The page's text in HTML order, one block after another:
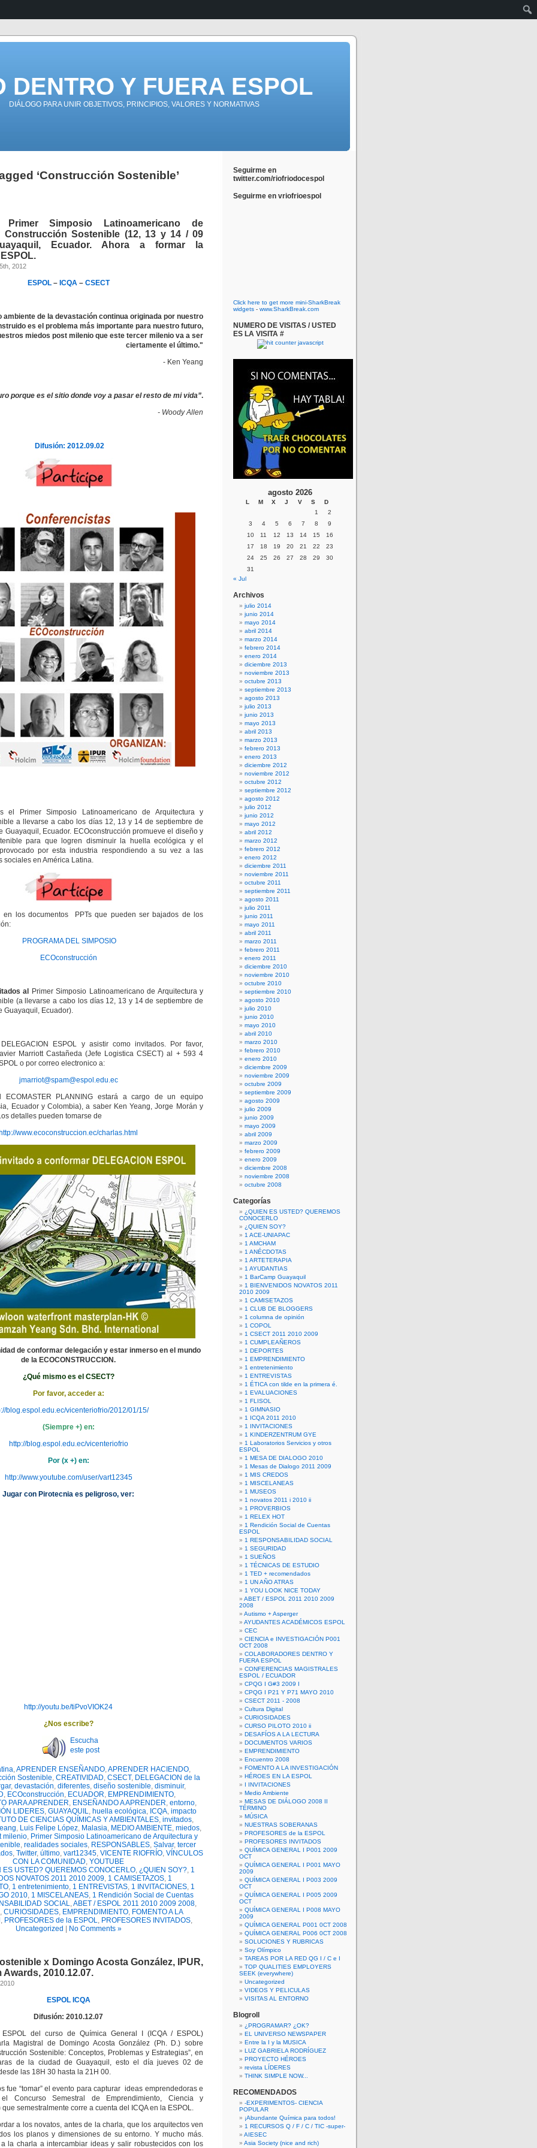
DENTRO Y FUERA ESPOL
DIÁLOGO PARA UNIR OBJETIVOS, PRINCIPIOS, VALORES Y NORMATIVAS
‘Construcción Sostenible’
Primer Simposio Latinoamericano de
Construcción Sostenible (12, 13 y 14 / 09
Ecuador. Ahora a formar la
2012
ESPOL – ICQA– CSECT
ambiente de la devastación continua originada por nuestro
es el problema más importante para nuestro futuro,
miedos post milenio que este tercer milenio va a ser
ciertamente el último."
- Ken Yeang
porque es el sitio donde voy a pasar el resto de mi vida”.
- Woody Allen
Difusión: 2012.09.02
el Primer Simposio Latinoamericano de Arquitectura y
a llevarse a cabo los días 12, 13 y 14 de septiembre de
Guayaquil, Ecuador. ECOconstrucción promueve el diseño y
para que logren disminuir la huella ecológica y el
por esta industria respondiendo a su vez a las
sociales en América Latina.
en los documentos PPTs que pueden ser bajados de los
PROGRAMA DEL SIMPOSIO
ECOconstrucción
al
Primer Simposio Latinoamericano de Arquitectura y
(a llevarse a cabo los días 12, 13 y 14 de septiembre de
Guayaquil, Ecuador).
ESPOL y asistir como invitados. Por favor,
Marriott Castañeda (Jefe Logistica CSECT) al + 593 4
o por correo electronico a:
jmarriot@spam@espol.edu.ec
ECOMASTER PLANNING estará a cargo de un equipo
Ecuador y Colombia), a saber Ken Yeang, Jorge Morán y
detalles pueden tomarse de
http://www.ecoconstruccion.ec/charlas.html
de conformar delegación y estar inmerso en el mundo
de la ECOCONSTRUCCION.
¿Qué mismo es el CSECT?
Por favor, acceder a:
blog.espol.edu.ec/vicenteriofrio/2012/01/15/
(Siempre +) en:
http://blog.espol.edu.ec/vicenteriofrio
Por (x +) en:
http://www.youtube.com/user/vart12345
Jugar con Pirotecnia es peligroso, ver:
http://youtu.be/tiPvoVIOK24
¿Nos escribe?
Escucha
este post
,APRENDER ENSEÑANDO,APRENDER HACIENDO,
Sostenible, CREATIVIDAD, CSECT, DELEGACION de la
, devastación, diferentes, diseño sostenible, disminuir,
, ECOconstrucción, ECUADOR, EMPRENDIMIENTO,
PARA APRENDER, ENSEÑANDO A APRENDER, entorno,
LIDERES, GUAYAQUIL, huella ecológica, ICQA, impacto
DE CIENCIAS QUÍMICAS Y AMBIENTALES, invitados,
, Luis Felipe López, Malasia, MEDIO AMBIENTE, miedos,
milenio, Primer Simposio Latinoamericano de Arquitectura y
, realidades sociales, RESPONSABLES, Salvar, tercer
, Twitter, último, vart12345, VICENTE RIOFRÍO, VÍNCULOS
CON LA COMUNIDAD, YOUTUBE
ES USTED? QUEREMOS CONOCERLO, ¿QUIEN SOY?, 1
NOVATOS 2011 2010 2009, 1 CAMISETAZOS, 1
, 1 entretenimiento, 1 ENTREVISTAS, 1 INVITACIONES, 1
2010, 1 MISCELANEAS, 1 Rendición Social de Cuentas
SOCIAL,ABET / ESPOL 2011 2010 2009 2008,
, CURIOSIDADES, EMPRENDIMIENTO, FOMENTO A LA
, PROFESORES de la ESPOL, PROFESORES INVITADOS,
Uncategorized
No Comments »
x Domingo Acosta González, IPUR,
Awards, 2010.12.07.
ESPOL ICQA
Difusión: 2010.12.07
del curso de Química General I (ICQA / ESPOL)
Magistral de Domingo Acosta González (Ph. D.) sobre
Sostenible: Conceptos, Problemas y Estrategias”, en
de la ciudad de Guayaquil, esto el día jueves 02 de
las 18H 30 hasta la 21H 00.
fue “tomar” el evento para capturar ideas emprendedoras e
Concurso Semestral de Emprendimiento, Ciencia y
semestralmente corre a cuenta del ICQA en la ESPOL.
a los novatos, antes de la charla, que los arquitectos ven
los planos y dimensiones de su entorno. Y mucho más.
a la charla a intercambiar ideas y salir robustecidos con los
Seguirme en
twitter.com/riofriodocespol
Seguirme en vriofrioespol
Click here to get more mini-SharkBreak
widgets - www.SharkBreak.com
NUMERO DE VISITAS / USTED
ES LA VISITA #
agosto 2026
L M X J V S
D
1
2
3
4 5 6 7 8
9
10
11 12 13 14 15
16
17
18 19 20 21 22
23
24
25 26 27 28 29
30
31
« Jul
Archivos
julio 2014
junio 2014
mayo 2014
abril 2014
marzo 2014
febrero 2014
enero 2014
diciembre 2013
noviembre 2013
octubre 2013
septiembre 2013
agosto 2013
julio 2013
junio 2013
mayo 2013
abril 2013
marzo 2013
febrero 2013
enero 2013
diciembre 2012
noviembre 2012
octubre 2012
septiembre 2012
agosto 2012
julio 2012
junio 2012
mayo 2012
abril 2012
marzo 2012
febrero 2012
enero 2012
diciembre 2011
noviembre 2011
octubre 2011
septiembre 2011
agosto 2011
julio 2011
junio 2011
mayo 2011
abril 2011
marzo 2011
febrero 2011
enero 2011
diciembre 2010
noviembre 2010
octubre 2010
septiembre 2010
agosto 2010
julio 2010
junio 2010
mayo 2010
abril 2010
marzo 2010
febrero 2010
enero 2010
diciembre 2009
noviembre 2009
octubre 2009
septiembre 2009
agosto 2009
julio 2009
junio 2009
mayo 2009
abril 2009
marzo 2009
febrero 2009
enero 2009
diciembre 2008
noviembre 2008
octubre 2008
Categorías
¿QUIEN ES USTED? QUEREMOS
CONOCERLO
¿QUIEN SOY?
1 ACE-UNIAPAC
1 AMCHAM
1 ANÉCDOTAS
1 ARTETERAPIA
1 AYUDANTIAS
1 BarCamp Guayaquil
1 BIENVENIDOS NOVATOS 2011
2010 2009
1 CAMISETAZOS
1 CLUB DE BLOGGERS
1 columna de opinión
1 COPOL
1 CSECT 2011 2010 2009
1 CUMPLEAÑEROS
1 DEPORTES
1 EMPRENDIMIENTO
1 entretenimiento
1 ENTREVISTAS
1 ÉTICA con tilde en la primera é.
1 EVALUACIONES
1 FLISOL
1 GIMNASIO
1 ICQA 2011 2010
1 INVITACIONES
1 KINDERZENTRUM GYE
1 Laboratorios Servicios y otros
ESPOL
1 MESA DE DIALOGO 2010
1 Mesas de Dialogo 2011 2009
1 MIS CREDOS
1 MISCELANEAS
1 MUSEOS
1 novatos 2011 i 2010 ii
1 PROVERBIOS
1 RELEX HOT
1 Rendición Social de Cuentas
ESPOL
1 RESPONSABILIDAD SOCIAL
1 SEGURIDAD
1 SUEÑOS
1 TÉCNICAS DE ESTUDIO
1 TED + recomendados
1 UN AÑO ATRAS
1 YOU LOOK NICE TODAY
ABET / ESPOL 2011 2010 2009
2008
Autismo + Asperger
AYUDANTES ACADÉMICOS ESPOL
CEC
CIENCIA e INVESTIGACIÓN P001
OCT 2008
COLABORADORES DENTRO Y
FUERA ESPOL
CONFERENCIAS MAGISTRALES
ESPOL / ECUADOR
CPQG I G#3 2009 I
CPQG I P21 Y P71 MAYO 2010
CSECT 2011 - 2008
Cultura Digital
CURIOSIDADES
CURSO PILOTO 2010 ii
DESAFÍOS A LA LECTURA
DOCUMENTOS VARIOS
EMPRENDIMIENTO
Encuentro 2008
FOMENTO A LA INVESTIGACIÓN
HÉROES EN LA ESPOL
I INVITACIONES
Medio Ambiente
MESAS DE DIÁLOGO 2008 II
TÉRMINO
MÚSICA
NUESTRAS SOBERANAS
PROFESORES de la ESPOL
PROFESORES INVITADOS
QUÍMICA GENERAL I P001 2009
OCT
QUÍMICA GENERAL I P001 MAYO
2009
QUÍMICA GENERAL I P003 2009
OCT
QUÍMICA GENERAL I P005 2009
OCT
QUÍMICA GENERAL I P008 MAYO
2009
QUÍMICA GENERAL P001 0CT 2008
QUÍMICA GENERAL P006 0CT 2008
SOLUCIONES Y RUBRICAS
Soy Olímpico
TAREAS POR LA RED QG I / C e I
TOP QUALITIES EMPLOYERS
SEEK (everywhere)
Uncategorized
VIDEOS Y PELICULAS
VISITAS AL ENTORNO
Blogroll
¿PROGRAMAR? ¿OK?
EL UNIVERSO NEWSPAPER
Entre la I y la MUSICA
LUZ GABRIELA RODRÍGUEZ
PROYECTO HÉROES
revista LÍDERES
THINK SIMPLE NOW...
RECOMENDADOS
-EXPERIMENTOS- CIENCIA
POPULAR
¡Abundante Química para todos!
1 RECURSOS Q / F / C / TIC -super-
AIESEC
Asia Society (nice and rich)